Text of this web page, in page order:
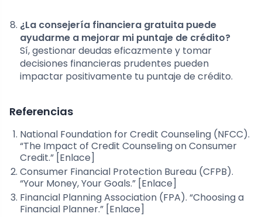
¿La consejería financiera gratuita puede
ayudarme a mejorar mi puntaje de crédito?
Sí, gestionar deudas eficazmente y tomar
decisiones financieras prudentes pueden
impactar positivamente tu puntaje de crédito.
Referencias
National Foundation for Credit Counseling (NFCC).
“The Impact of Credit Counseling on Consumer
Credit.” [Enlace]
Consumer Financial Protection Bureau (CFPB).
“Your Money, Your Goals.” [Enlace]
Financial Planning Association (FPA). “Choosing a
Financial Planner.” [Enlace]